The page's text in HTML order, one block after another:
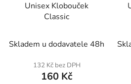
Unisex Klobouček
Classic
Skladem u dodavatele 48h
132 Kč bez DPH
160 Kč